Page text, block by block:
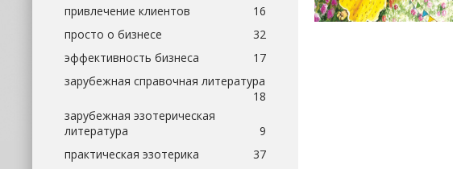
привлечение клиентов
16
просто о бизнесе
32
эффективность бизнеса
17
зарубежная справочная литература
18
зарубежная эзотерическая
литература
9
практическая эзотерика
37